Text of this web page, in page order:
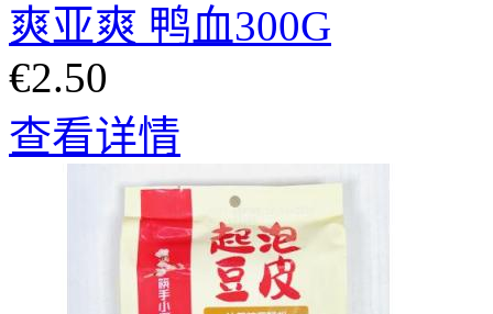
爽亚爽 鸭血300G
€2.50
查看详情